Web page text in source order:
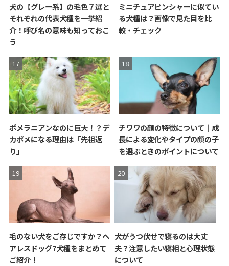
犬の【グレー系】の毛色７選と
それぞれの代表犬種を一挙紹
介！呼び名の意味も知っておこ
う
ミニチュアピンシャーに似てい
る犬種は？画像で見た目を比
較・チェック
ポメラニアンなのに巨大！？デ
カポメになる理由は「先祖返
り」
チワワの顔の特徴について｜成
長による変化やタイプの顔の子
を選ぶときのポイントについて
毛のない犬をご存じですか？ヘ
アレスドッグ7犬種をまとめて
ご紹介！
犬がうつ伏せで寝るのは大丈
夫？注意したい寝相と心理状態
について